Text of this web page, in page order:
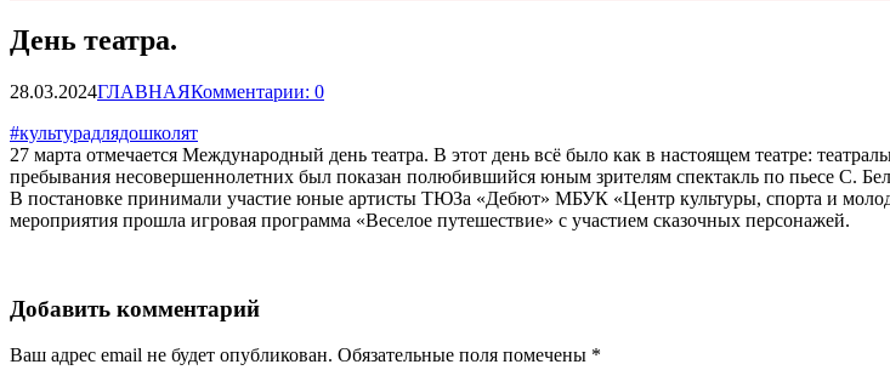
День театра.
28.03.2024ГЛАВНАЯКомментарии: 0
#культурадлядошколят
27 марта отмечается Международный день театра. В этот день всё было как в настоящем театре:
пребывания несовершеннолетних был показан полюбившийся юным зрителям спектакль по пьесе С.
В постановке принимали участие юные артисты ТЮЗа «Дебют» МБУК «Центр культуры, спорта и
мероприятия прошла игровая программа «Веселое путешествие» с участием сказочных персонажей.
Добавить комментарий
Ваш адрес email не будет опубликован. Обязательные поля помечены *